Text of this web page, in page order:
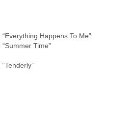
Happens To Me”
Time”